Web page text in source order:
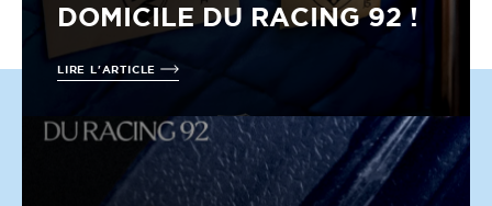
DOMICILE DU RACING 92 !
LIRE L'ARTICLE